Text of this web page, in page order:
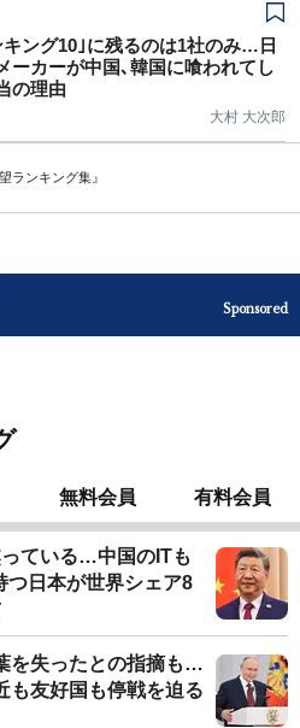
キング10｣に残るのは1社のみ…日
ーカーが中国､韓国に喰われてし
の理由
大村 大次郎
ランキング集』
Sponsored
無料会員 有料会員
ている…中国のITも
つ日本が世界シェア8
を失ったとの指摘も…
も友好国も停戦を迫る